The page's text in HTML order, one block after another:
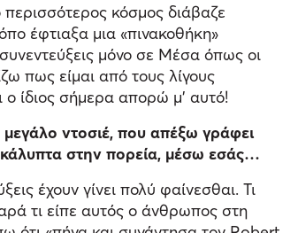
περισσότερος κόσμος διάβαζε
έφτιαξα μια «πινακοθήκη»
μόνο σε Μέσα όπως οι
πως είμαι από τους λίγους
ο ίδιος σήμερα απορώ μ’ αυτό!
ντοσιέ, που απέξω γράφει
στην πορεία, μέσω εσάς…
έχουν γίνει πολύ φαίνεσθαι. Τι
τι είπε αυτός ο άνθρωπος στη